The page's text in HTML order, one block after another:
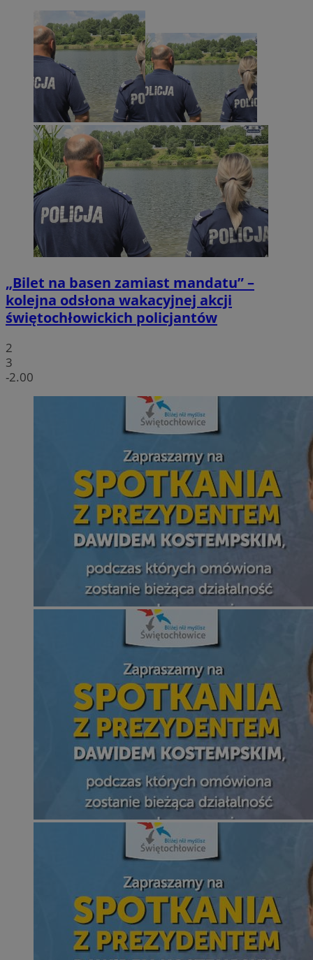
„Bilet na basen zamiast mandatu” –
kolejna odsłona wakacyjnej akcji
świętochłowickich policjantów
2
3
-2.00